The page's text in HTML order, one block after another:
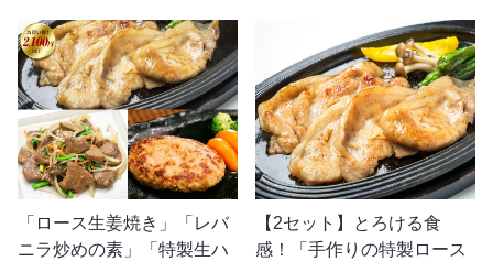
「ロース生姜焼き」「レバ
ニラ炒めの素」「特製生ハ
【2セット】とろける食
感！「手作りの特製ロース